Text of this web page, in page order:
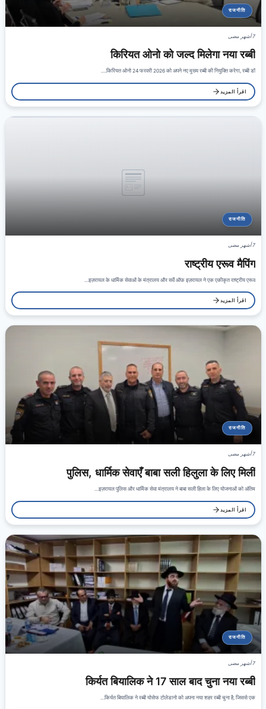
राजनीति
7 أشهر مضى
किरियत ओनो को जल्द मिलेगा नया रब्बी
किरियत ओनो 24 फरवरी 2026 को अपने नए मुख्य रब्बी की नियुक्ति करेगा, रब्बी डॉ.…
اقرأ المزيد
राजनीति
7 أشهر مضى
राष्ट्रीय एरूव मैपिंग
इज़रायल के धार्मिक सेवाओं के मंत्रालय और सर्वे ऑफ़ इज़रायल ने एक एकीकृत राष्ट्रीय एरूव…
اقرأ المزيد
राजनीति
7 أشهر مضى
पुलिस, धार्मिक सेवाएँ बाबा सली हिलुला के लिए मिलीं
इज़रायल पुलिस और धार्मिक सेवा मंत्रालय ने बाबा सली हिला के लिए योजनाओं को अंतिम…
اقرأ المزيد
राजनीति
7 أشهر مضى
किर्यत बियालिक ने 17 साल बाद चुना नया रब्बी
किर्यत बियालिक ने रब्बी योसेफ टोलेडानो को अपना नया शहर रब्बी चुना है, जिससे एक…